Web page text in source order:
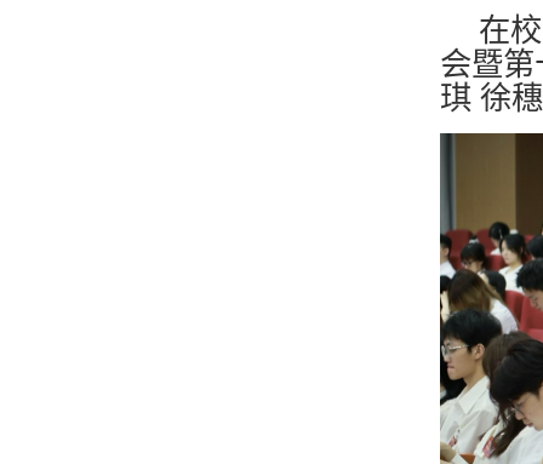
在
会暨第
琪 徐